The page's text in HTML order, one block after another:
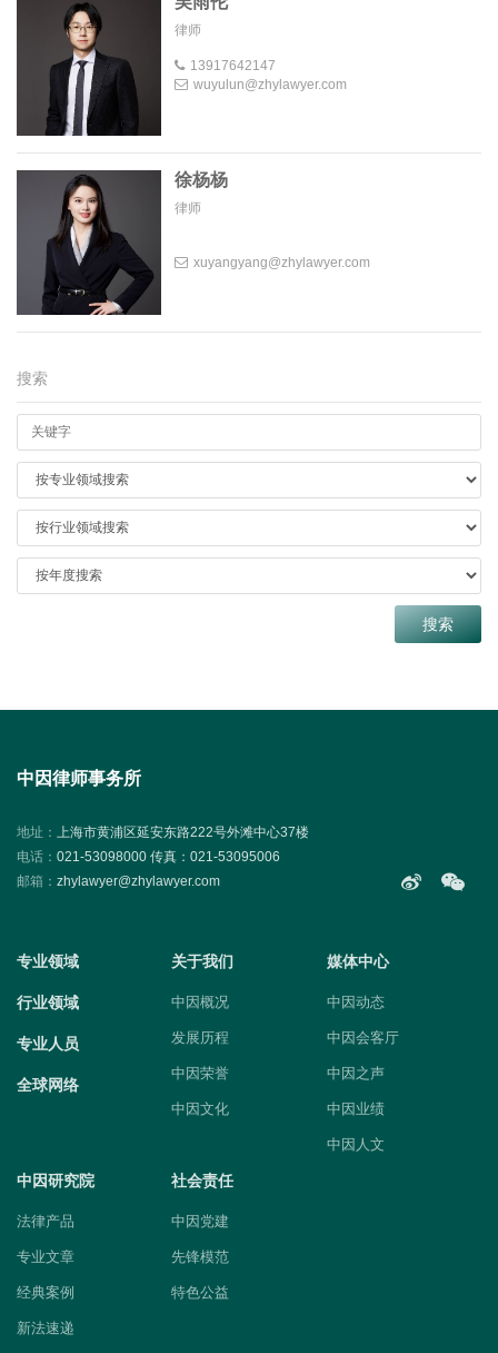
律师
13917642147
wuyulun@zhylawyer.com
徐杨杨
律师
xuyangyang@zhylawyer.com
搜索
中因律师事务所
地址： 上海市黄浦区延安东路222号外滩中心37楼
电话： 021-53098000 传真：021-53095006
邮箱： zhylawyer@zhylawyer.com
专业领域
行业领域
专业人员
全球网络
关于我们
中因概况
发展历程
中因荣誉
中因文化
媒体中心
中因动态
中因会客厅
中因之声
中因业绩
中因人文
中因研究院
法律产品
专业文章
经典案例
新法速递
社会责任
中因党建
先锋模范
特色公益